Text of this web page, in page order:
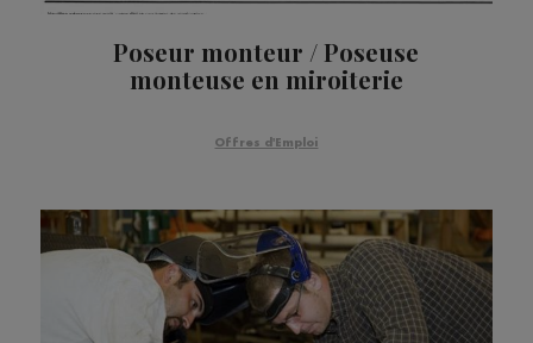
Poseur monteur / Poseuse
monteuse en miroiterie
Offres d'Emploi